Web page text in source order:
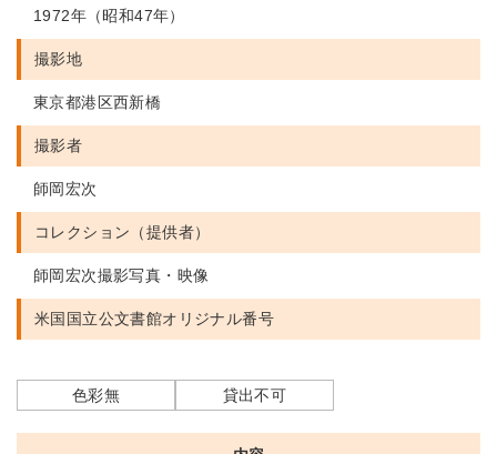
1972年（昭和47年）
撮影地
東京都港区西新橋
撮影者
師岡宏次
コレクション（提供者）
師岡宏次撮影写真・映像
米国国立公文書館オリジナル番号
色彩無 貸出不可